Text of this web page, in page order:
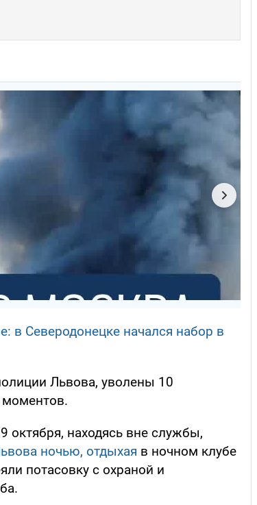
в Северодонецке начался набор в
Львова, уволены 10
моментов.
октября, находясь вне службы,
ночью, отдыхая в ночном клубе
потасовку с охраной и